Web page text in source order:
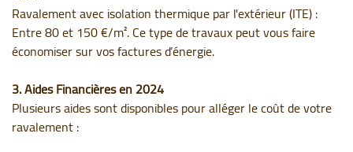
Ravalement avec isolation thermique par l'extérieur (ITE) :
Entre 80 et 150 €/m². Ce type de travaux peut vous faire
économiser sur vos factures d’énergie.
3. Aides Financières en 2024
Plusieurs aides sont disponibles pour alléger le coût de votre
ravalement :